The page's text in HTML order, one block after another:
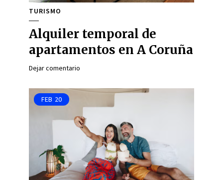
TURISMO
Alquiler temporal de
apartamentos en A Coruña
Dejar comentario
FEB 20